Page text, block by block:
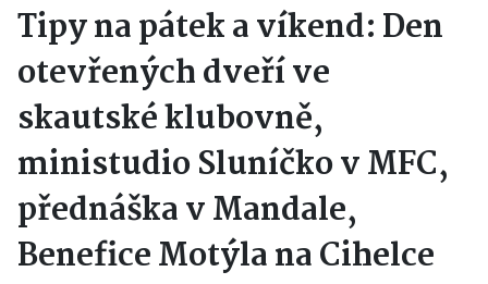
Tipy na pátek a víkend: Den
otevřených dveří ve
skautské klubovně,
ministudio Sluníčko v MFC,
přednáška v Mandale,
Benefice Motýla na Cihelce